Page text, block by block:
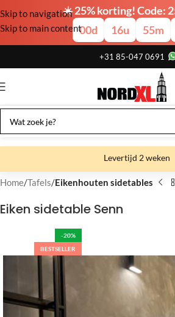
☀️ 25% korting! Code:
00d 16u 55m
Skip to navigation
Skip to main content
+31 85-047 0691
Levertijd 2 weken
Gratis verzending
Home Tafels Eikenhouten sidetables
Eiken sidetable Senn
-20%
BESTSELLER